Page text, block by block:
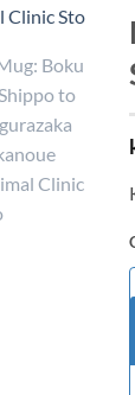
Legg til i
ønskeliste